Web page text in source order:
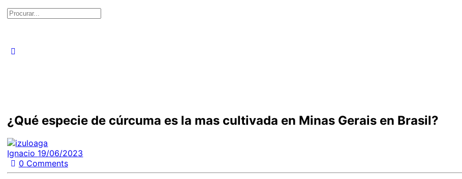
¿Qué especie de cúrcuma es la mas cultivada en Minas Gerais en Brasil?
Ignacio 19/06/2023
0 Comments